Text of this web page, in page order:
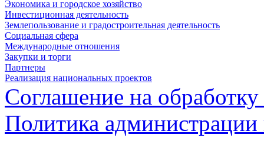
Экономика и городское хозяйство
Инвестиционная деятельность
Землепользование и градостроительная деятельность
Социальная сфера
Международные отношения
Закупки и торги
Партнеры
Реализация национальных проектов
Соглашение на
Политика